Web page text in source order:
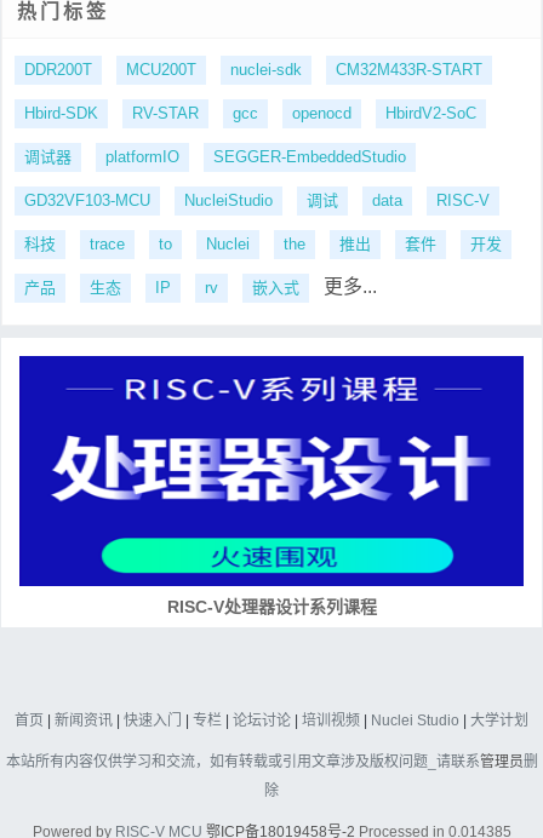
热门标签
DDR200T MCU200T nuclei-sdk CM32M433R-START
Hbird-SDK RV-STAR gcc openocd HbirdV2-SoC
调试器 platformIO SEGGER-EmbeddedStudio
GD32VF103-MCU NucleiStudio 调试 data RISC-V
科技 trace to Nuclei the 推出 套件 开发
产品 生态 IP rv 嵌入式 更多...
RISC-V处理器设计系列课程
首页 新闻资讯 快速入门 专栏 论坛讨论 培训视频 Nuclei Studio 大学计划
本站所有内容仅供学习和交流，如有转载或引用文章涉及版权问题_请联系管理员删
除
Powered by RISC-V MCU 鄂ICP备18019458号-2 Processed in 0.014385